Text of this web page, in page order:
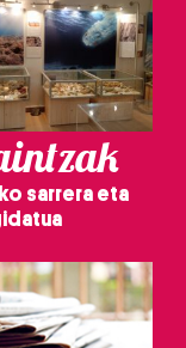
sarrera eta